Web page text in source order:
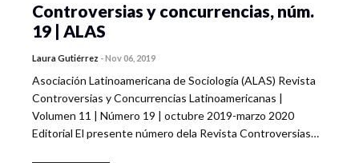
Controversias y concurrencias, núm.
19 | ALAS
Laura Gutiérrez -Nov 06, 2019
Asociación Latinoamericana de Sociología (ALAS) Revista
Controversias y Concurrencias Latinoamericanas |
Volumen 11 | Número 19 | octubre 2019-marzo 2020
Editorial El presente número dela Revista Controversias…